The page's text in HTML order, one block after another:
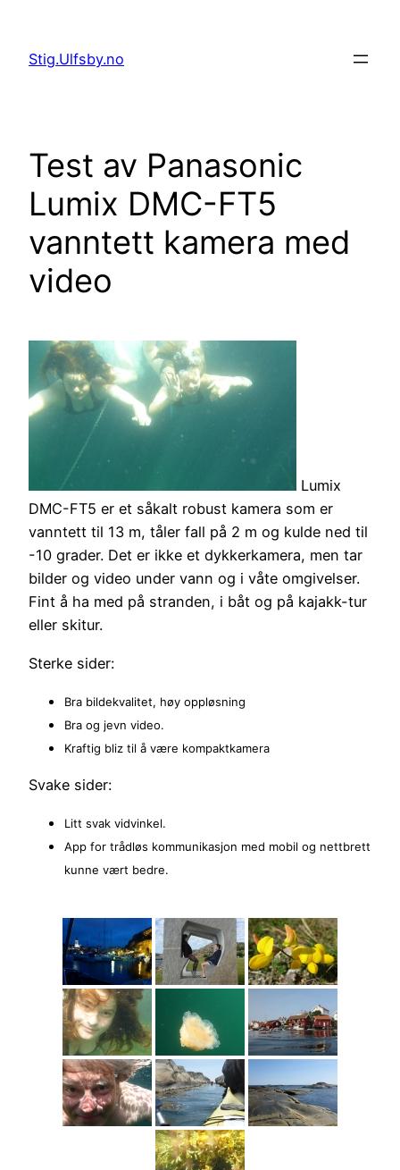
innhold
Stig.Ulfsby.no
Test av Panasonic
Lumix DMC-FT5
vanntett kamera med
video
Lumix
DMC-FT5 er et såkalt robust kamera som er
vanntett til 13 m, tåler fall på 2 m og kulde ned til
-10 grader. Det er ikke et dykkerkamera, men tar
bilder og video under vann og i våte omgivelser.
Fint å ha med på stranden, i båt og på kajakk-tur
eller skitur.
Sterke sider:
Bra bildekvalitet, høy oppløsning
Bra og jevn video.
Kraftig bliz til å være kompaktkamera
Svake sider:
Litt svak vidvinkel.
App for trådløs kommunikasjon med mobil og nettbrett
kunne vært bedre.